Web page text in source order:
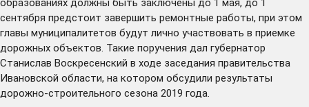
сентября предстоит завершить ремонтные работы, при этом
главы муниципалитетов будут лично участвовать в приемке
дорожных объектов. Такие поручения дал губернатор
Станислав Воскресенский в ходе заседания правительства
Ивановской области, на котором обсудили результаты
дорожно-строительного сезона 2019 года.